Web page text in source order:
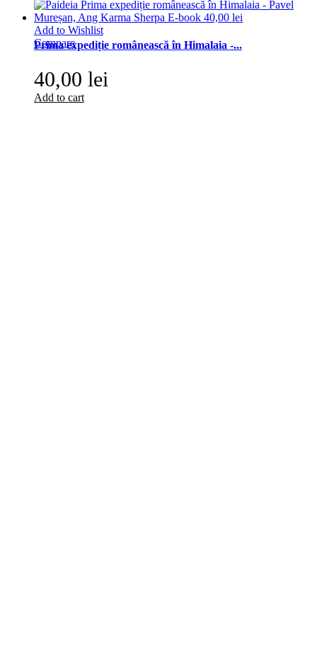
Add to Wishlist
Compare
Prima expediție românească în Himalaia -...
40,00 lei
Add to cart